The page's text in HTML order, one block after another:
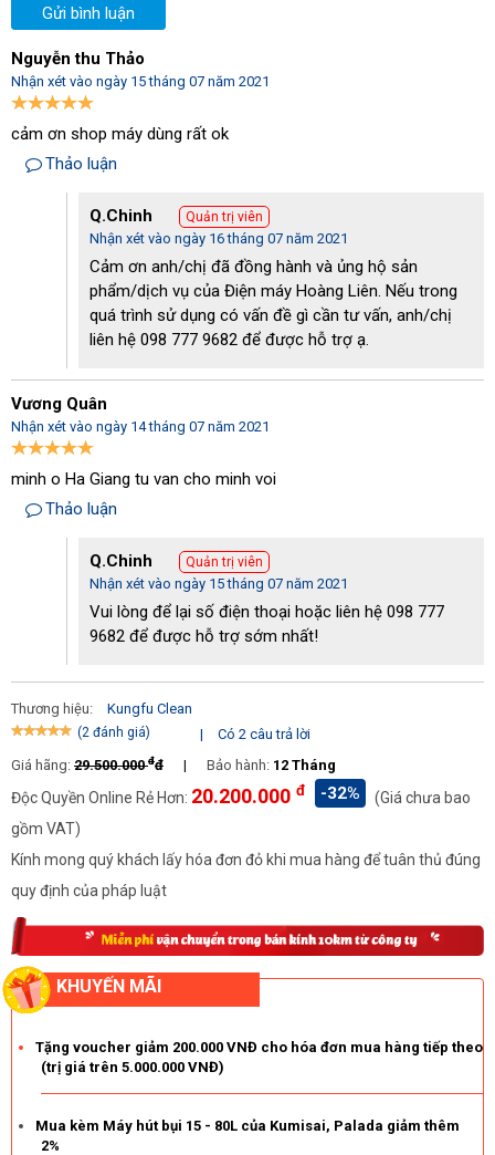
Động cơ lõi đồng với khả năng vận hành siêu bền bỉ, mạnh mẽ
Bền bỉ, tiện dụng tại mọi khu vực
giúp tăng khả năng chịu lực đồng thời giảm thiểu tình trạng hoen
gỉ, ăn mòn từ môi trường làm việc.
máy chà sàn liên hợpcông suất lớn, khó có thể tránh
khỏi một số những khó khăn trong việc di chuyển và vận hành
xe cùng tay đẩy chắc chắn. Qua đó giúp người dùng có thể dễ
dàng di chuyển, sử dụng thiết bị.
Giá bán hấp dẫn
Là một sản phẩm đến từ thương hiệu lớn song Kungfu Clean
KF2A hiện đang được bán với mức giá cực hấp dẫn. Để không bỏ
lỡ cơ hội sở hữu máy chính hãng cùng vô vàn ưu đãi hấp dẫn
khác, nhanh ghé thămĐiện máy Hoàng Liên!!!
KF2A cho hiệu quả tốt nhất
Sử dụng máy chà sàn nhà xưởng như thế nào để đạt được hiệu
quả tốt nhất? Cần chú ý những gì khi sử dụng Kungfu Clean
KF2A?
Thiết bị hoạt động hiệu quả trên nhiều loại chất liệu sàn nhà
Hạn chế vận hành máy liên tục trong một thời gian dài.
Gửi bình luận
Nguyễn thu Thảo
Nhận xét vào ngày 15 tháng 07 năm 2021
cảm ơn shop máy dùng rất ok
Thảo luận
Q.Chinh Quản trị viên
Nhận xét vào ngày 16 tháng 07 năm 2021
Cảm ơn anh/chị đã đồng hành và ủng hộ sản
phẩm/dịch vụ của Điện máy Hoàng Liên. Nếu trong
quá trình sử dụng có vấn đề gì cần tư vấn, anh/chị
liên hệ 098 777 9682 để được hỗ trợ ạ.
Vương Quân
Nhận xét vào ngày 14 tháng 07 năm 2021
minh o Ha Giang tu van cho minh voi
Thảo luận
Q.Chinh Quản trị viên
Nhận xét vào ngày 15 tháng 07 năm 2021
Vui lòng để lại số điện thoại hoặc liên hệ 098 777
9682 để được hỗ trợ sớm nhất!
Thương hiệu: Kungfu Clean
(2 đánh giá) |
Có 2 câu trả lời
Giá hãng: 29.500.000đđ | Bảo hành: 12 Tháng
Độc Quyền Online Rẻ Hơn: 20.200.000 đ -32%
(Giá chưa bao
gồm VAT)
Kính mong quý khách lấy hóa đơn đỏ khi mua hàng để tuân thủ đúng
quy định của pháp luật
KHUYẾN MÃI
Tặng voucher giảm 200.000 VNĐ cho hóa đơn mua hàng tiếp theo
(trị giá trên 5.000.000 VNĐ)
Mua kèm Máy hút bụi 15 - 80L của Kumisai, Palada giảm thêm
2%